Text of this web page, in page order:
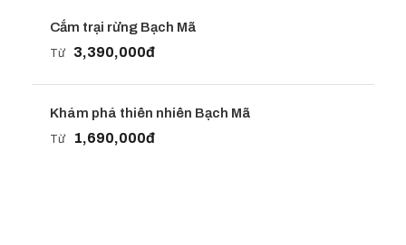
Cắm trại rừng Bạch Mã
Từ 3,390,000đ
Khám phá thiên nhiên Bạch Mã
Từ 1,690,000đ